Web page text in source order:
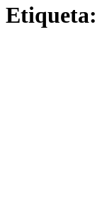
Etiqueta: